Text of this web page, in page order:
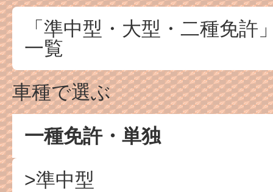
「準中型・大型・二種免許
一覧
車種で選ぶ
一種免許・単独
>準中型